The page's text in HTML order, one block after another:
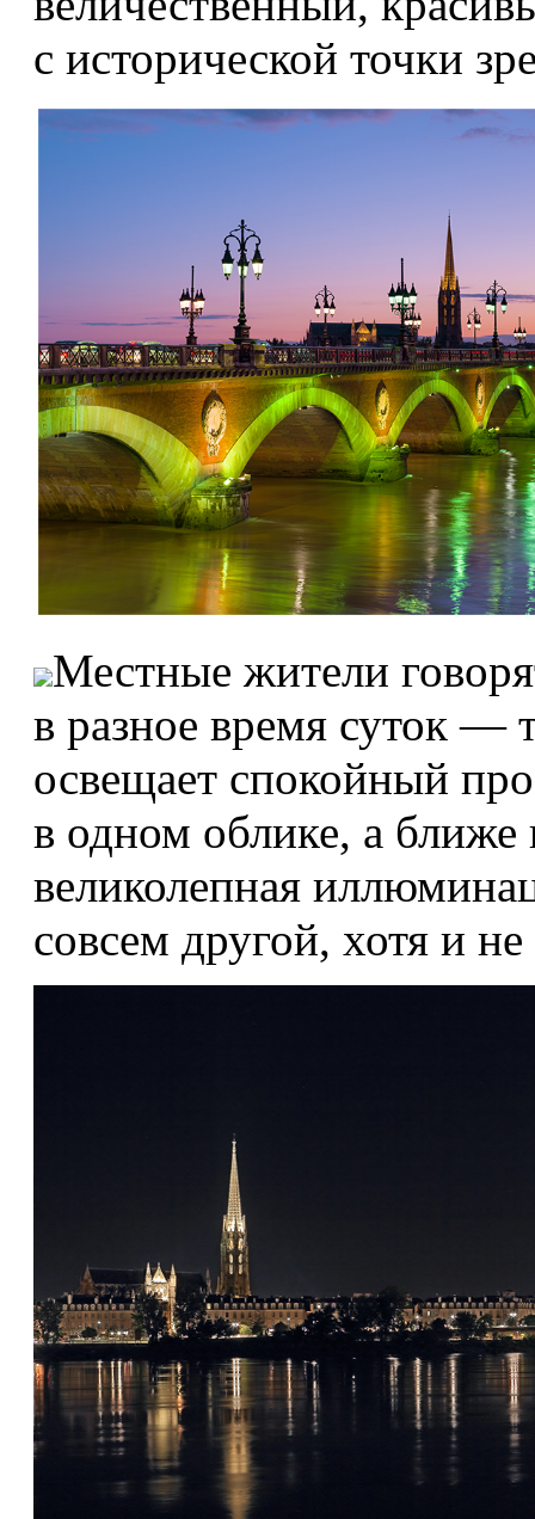
с исторической точки
Местные жители
в разное время суток —
освещает спокойный
в одном облике, а ближе
великолепная
совсем другой, хотя и